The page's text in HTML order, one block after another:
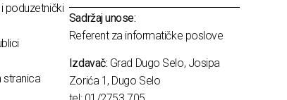
poduzetnički
stranica
Sadržaj unose:
Referent za informatičke poslove
Izdavač: Grad Dugo Selo, Josipa
Zorića 1, Dugo Selo